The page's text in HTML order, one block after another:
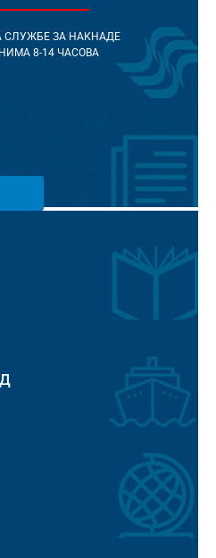
ЗА НАКНАДЕ
8-14 ЧАСОВА